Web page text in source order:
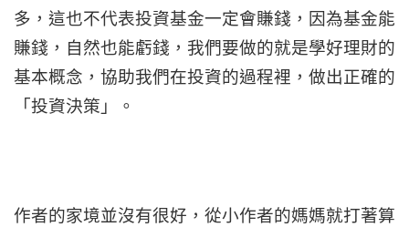
多，這也不代表投資基金一定會賺錢，因為基金能
賺錢，自然也能虧錢，我們要做的就是學好理財的
基本概念，協助我們在投資的過程裡，做出正確的
「投資決策」。
作者的家境並沒有很好，從小作者的媽媽就打著算